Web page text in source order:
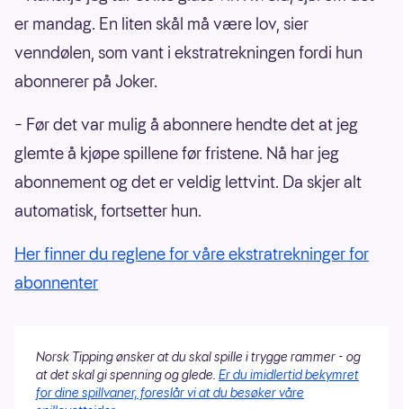
er mandag. En liten skål må være lov, sier
venndølen, som vant i ekstratrekningen fordi hun
abonnerer på Joker.
– Før det var mulig å abonnere hendte det at jeg
glemte å kjøpe spillene før fristene. Nå har jeg
abonnement og det er veldig lettvint. Da skjer alt
automatisk, fortsetter hun.
Her finner du reglene for våre ekstratrekninger for
abonnenter
Norsk Tipping ønsker at du skal spille i trygge rammer - og
at det skal gi spenning og glede. Er du imidlertid bekymret
for dine spillvaner, foreslår vi at du besøker våre